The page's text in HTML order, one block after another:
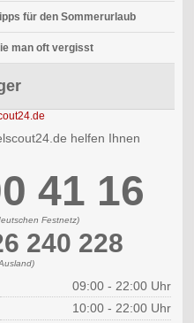
für den Sommerurlaub
man oft vergisst
helfen Ihnen
41 16
Festnetz)
240 228
09:00 - 22:00 Uhr
10:00 - 22:00 Uhr